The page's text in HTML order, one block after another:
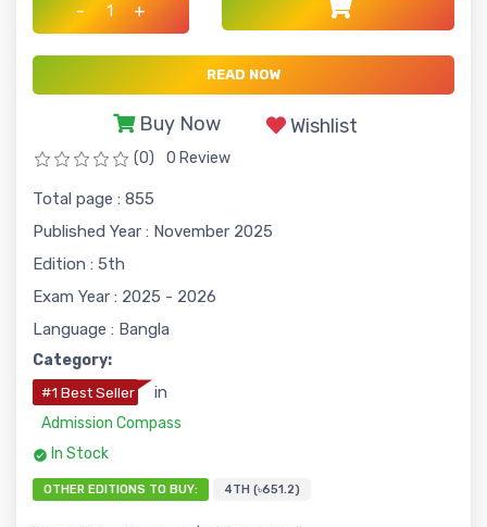
- +
READ NOW
Buy Now Wishlist
(0) 0 Review
Total page : 855
Published Year : November 2025
Edition : 5th
Exam Year : 2025 - 2026
Language : Bangla
Category:
#1 Best Seller in
Admission Compass
In Stock
OTHER EDITIONS TO BUY: 4TH (৳651.2)